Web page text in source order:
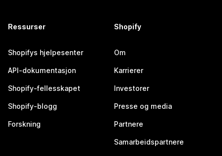
Ressurser
Shopifys hjelpesenter
API-dokumentasjon
Shopify-fellesskapet
Shopify-blogg
Forskning
Shopify
Om
Karrierer
Investorer
Presse og media
Partnere
Samarbeidspartnere